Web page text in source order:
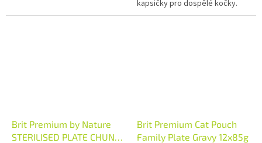
kapsičky pro dospělé kočky.
Brit Premium by Nature
STERILISED PLATE CHUNKS
Brit Premium Cat Pouch
Family Plate Gravy 12x85g